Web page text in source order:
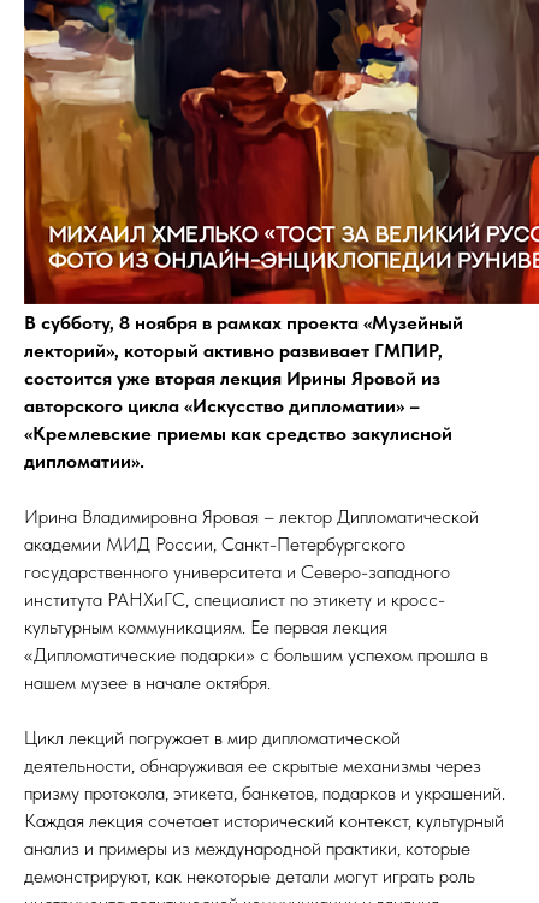
В субботу, 8 ноября в рамках проекта «Музейный
лекторий», который активно развивает ГМПИР,
состоится уже вторая лекция Ирины Яровой из
авторского цикла «Искусство дипломатии» –
«Кремлевские приемы как средство закулисной
дипломатии».
Ирина Владимировна Яровая – лектор Дипломатической
академии МИД России, Санкт-Петербургского
государственного университета и Северо-западного
института РАНХиГС, специалист по этикету и кросс-
культурным коммуникациям. Ее первая лекция
«Дипломатические подарки» с большим успехом прошла в
нашем музее в начале октября.
Цикл лекций погружает в мир дипломатической
деятельности, обнаруживая ее скрытые механизмы через
призму протокола, этикета, банкетов, подарков и украшений.
Каждая лекция сочетает исторический контекст, культурный
анализ и примеры из международной практики, которые
демонстрируют, как некоторые детали могут играть роль